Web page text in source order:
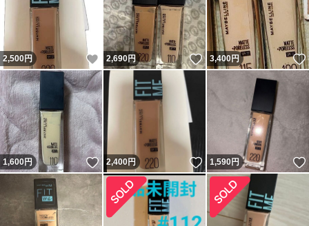
2,500円 いいね！
2,690円 いいね！
3,400円
1,600円 いいね！
2,400円 いいね！
1,590円